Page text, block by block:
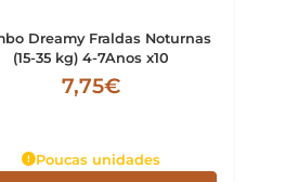
Dreamy Fraldas Noturnas
(15-35 kg) 4-7Anos x10
7,75€
Poucas unidades